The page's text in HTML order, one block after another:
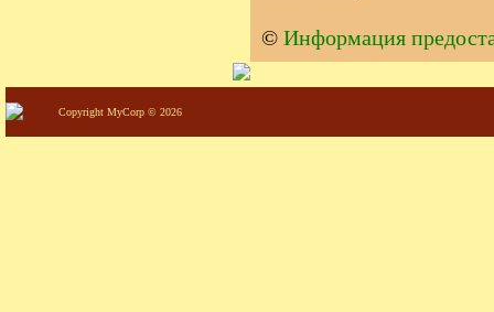
© Информация
Copyright MyCorp © 2026